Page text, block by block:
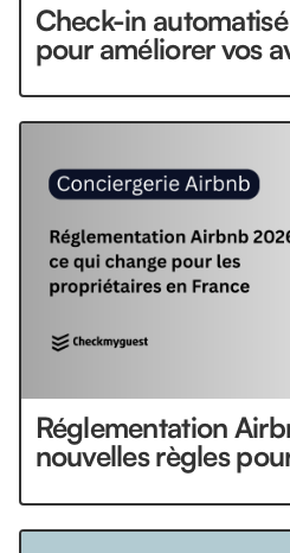
Check-in
pour améliorer vos
Réglementation
nouvelles règles